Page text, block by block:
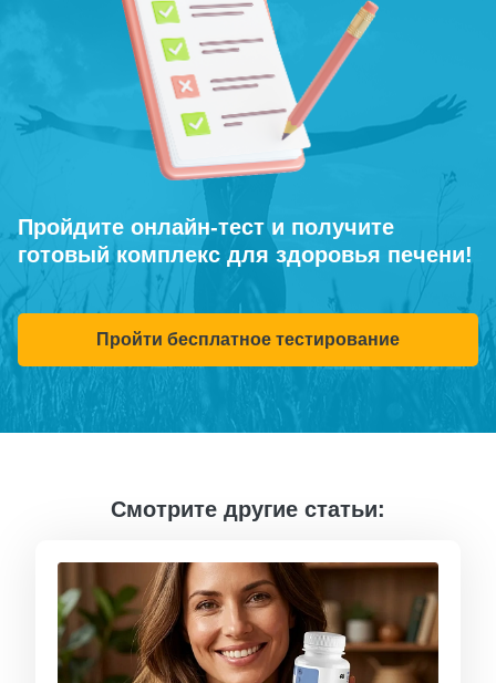
Пройдите онлайн-тест и получите
готовый комплекс для здоровья печени!
Пройти бесплатное тестирование
Смотрите другие статьи: